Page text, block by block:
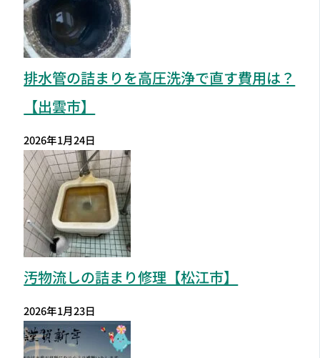
排水管の詰まりを高圧洗浄で直す費用は？
【出雲市】
2026年1月24日
汚物流しの詰まり修理【松江市】
2026年1月23日